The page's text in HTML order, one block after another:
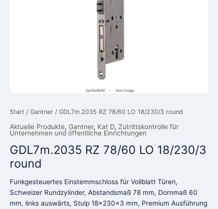
Start / Gantner / GDL7m.2035 RZ 78/60 LO 18/230/3 round
Aktuelle Produkte, Gantner, Kat D, Zutrittskontrolle für
Unternehmen und öffentliche Einrichtungen
GDL7m.2035 RZ 78/60 LO 18/230/3
round
Funkgesteuertes Einstemmschloss für Vollblatt Türen,
Schweizer Rundzylinder, Abstandsmaß 78 mm, Dornmaß 60
mm, links auswärts, Stulp 18x230x3 mm, Premium Ausführung